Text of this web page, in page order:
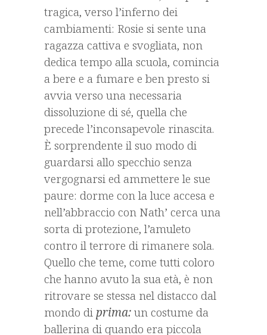
tragica, verso l’inferno dei
cambiamenti: Rosie si sente una
ragazza cattiva e svogliata, non
dedica tempo alla scuola, comincia
a bere e a fumare e ben presto si
avvia verso una necessaria
dissoluzione di sé, quella che
precede l’inconsapevole rinascita.
È sorprendente il suo modo di
guardarsi allo specchio senza
vergognarsi ed ammettere le sue
paure: dorme con la luce accesa e
nell’abbraccio con Nath’ cerca una
sorta di protezione, l’amuleto
contro il terrore di rimanere sola.
Quello che teme, come tutti coloro
che hanno avuto la sua età, è non
ritrovare se stessa nel distacco dal
mondo di prima:un costume da
ballerina di quando era piccola